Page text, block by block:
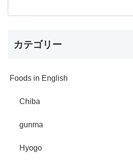
カテゴリー
Foods in English
Chiba
gunma
Hyogo